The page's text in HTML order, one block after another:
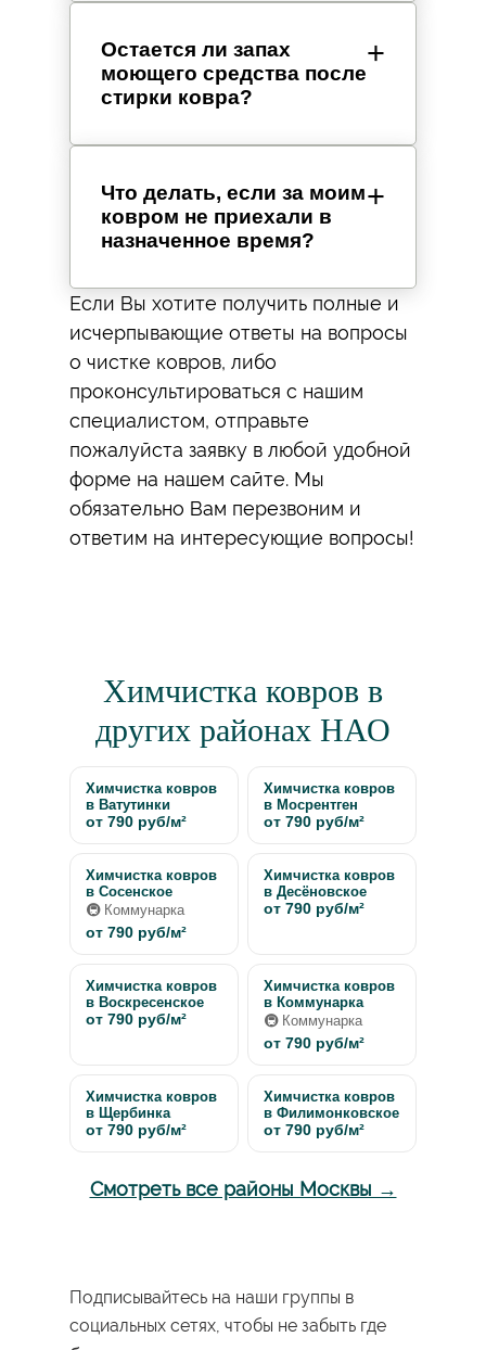
Остается ли запах
моющего средства после
стирки ковра?
Что делать, если за моим
ковром не приехали в
назначенное время?
Если Вы хотите получить полные и
исчерпывающие ответы на вопросы
о чистке ковров, либо
проконсультироваться с нашим
специалистом, отправьте
пожалуйста заявку в любой удобной
форме на нашем сайте. Мы
обязательно Вам перезвоним и
ответим на интересующие вопросы!
Химчистка ковров в
других районах НАО
Химчистка ковров
в Ватутинки
от 790 руб/м²
Химчистка ковров
в Мосрентген
от 790 руб/м²
Химчистка ковров
в Сосенское
🚇 Коммунарка
от 790 руб/м²
Химчистка ковров
в Десёновское
от 790 руб/м²
Химчистка ковров
в Воскресенское
от 790 руб/м²
Химчистка ковров
в Коммунарка
🚇 Коммунарка
от 790 руб/м²
Химчистка ковров
в Щербинка
от 790 руб/м²
Химчистка ковров
в Филимонковское
от 790 руб/м²
Смотреть все районы Москвы →
Подписывайтесь на наши группы в
социальных сетях, чтобы не забыть где